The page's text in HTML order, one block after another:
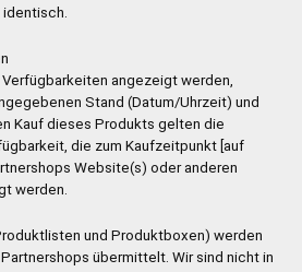
angezeigt werden,
Stand (Datum/Uhrzeit) und
Kauf dieses Produkts gelten die
die zum Kaufzeitpunkt [auf
Website(s) oder anderen
werden.
und Produktboxen) werden
übermittelt. Wir sind nicht in